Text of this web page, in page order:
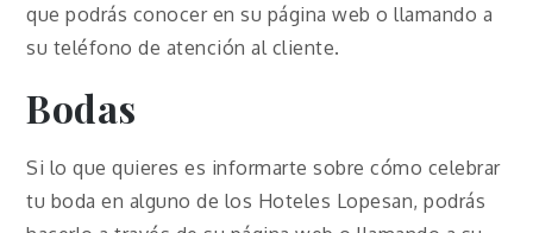
que podrás conocer en su página web o llamando a
su teléfono de atención al cliente.
Bodas
Si lo que quieres es informarte sobre cómo celebrar
tu boda en alguno de los Hoteles Lopesan, podrás